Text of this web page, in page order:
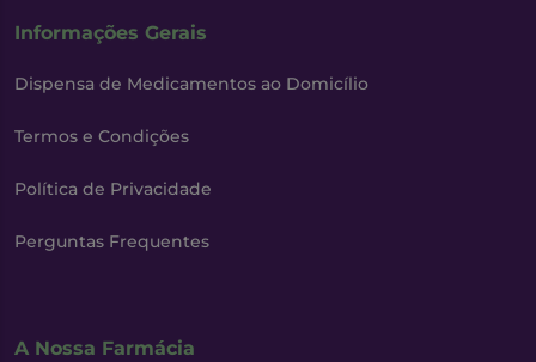
Informações Gerais
Dispensa de Medicamentos ao Domicílio
Termos e Condições
Política de Privacidade
Perguntas Frequentes
A Nossa Farmácia